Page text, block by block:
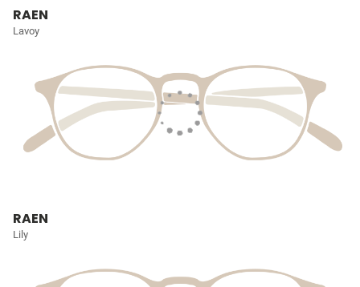
RAEN
Lavoy
RAEN
Lily